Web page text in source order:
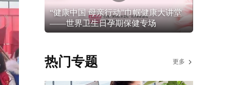
“健康中国 母亲行动”巾帼健康大讲堂
——世界卫生日孕期保健专场
热门专题 更多